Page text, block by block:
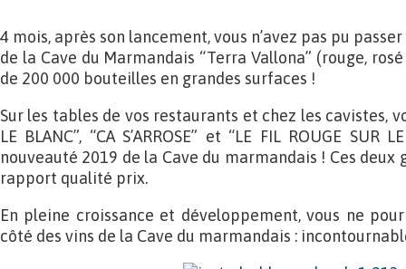
4 mois, après son lancement, vous n’avez pas pu
de la Cave du Marmandais “Terra Vallona” (rouge,
de 200 000 bouteilles en grandes surfaces !
Sur les tables de vos restaurants et chez les cavistes,
LE BLANC”, “CA S’ARROSE” et “LE FIL ROUGE SUR
nouveauté 2019 de la Cave du marmandais ! Ces
rapport qualité prix.
En pleine croissance et développement, vous ne
côté des vins de la Cave du marmandais :